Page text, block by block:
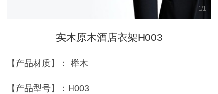
1 /1
实木原木酒店衣架H003
【产品材质】： 榉木
【产品型号】：H003